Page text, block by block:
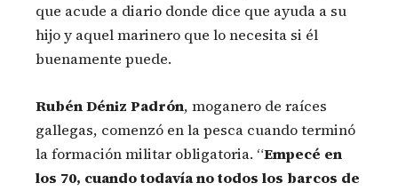
que acude a diario donde dice que ayuda a su
hijo y aquel marinero que lo necesita si él
buenamente puede.
Rubén Déniz Padrón, moganero de raíces
gallegas, comenzó en la pesca cuando terminó
la formación militar obligatoria. “Empecé en
los 70, cuando todavía no todos los barcos de